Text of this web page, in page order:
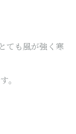
ても風が強く寒
。